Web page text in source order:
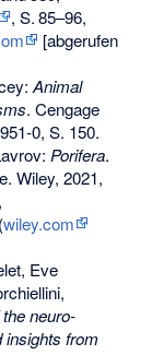
,S.85–96,
[abgerufen
Animal
. Cengage
0, S. 150.
Porifera.
Wiley, 2021,
,
(wiley.com
Eve
neuro-
from